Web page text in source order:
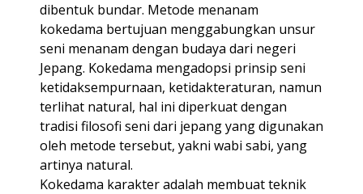
dibentuk bundar. Metode menanam
kokedama bertujuan menggabungkan unsur
seni menanam dengan budaya dari negeri
Jepang. Kokedama mengadopsi prinsip seni
ketidaksempurnaan, ketidakteraturan, namun
terlihat natural, hal ini diperkuat dengan
tradisi filosofi seni dari jepang yang digunakan
oleh metode tersebut, yakni wabi sabi, yang
artinya natural.
Kokedama karakter adalah membuat teknik